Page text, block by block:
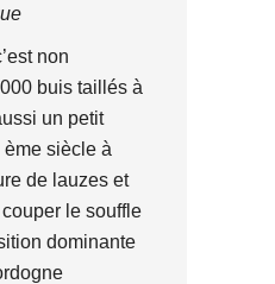
non
buis taillés à
un petit
siècle à
de lauzes et
le souffle
dominante